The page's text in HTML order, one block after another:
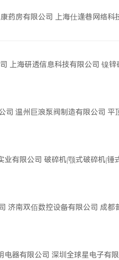
药房有限公司 上海仕逢巷网络科
上海研透信息科技有限公司 镍锌
司 温州巨浪泵阀制造有限公司 平
业有限公司 破碎机|颚式破碎机|锤
济南双佰数控设备有限公司 成都
电器有限公司 深圳全球星电子有